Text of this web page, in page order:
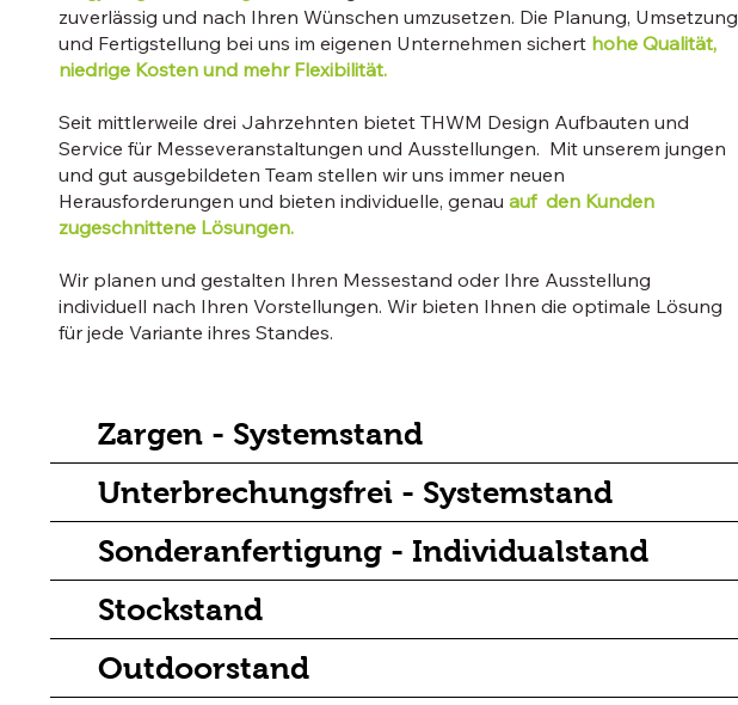
zuverlässig und nach Ihren Wünschen umzusetzen. Die Planung, Umsetzung
und Fertigstellung bei uns im eigenen Unternehmen sichert hohe Qualität,
niedrige Kosten und mehr Flexibilität.
Seit mittlerweile drei Jahrzehnten bietet THWM Design Aufbauten und
Service für Messeveranstaltungen und Ausstellungen. Mit unserem jungen
und gut ausgebildeten Team stellen wir uns immer neuen
Herausforderungen und bieten individuelle, genau auf den Kunden
zugeschnittene Lösungen.
Wir planen und gestalten Ihren Messestand oder Ihre Ausstellung
individuell nach Ihren Vorstellungen. Wir bieten Ihnen die optimale Lösung
für jede Variante ihres Standes.
Zargen - Systemstand
Unterbrechungsfrei - Systemstand
Sonderanfertigung - Individualstand
Stockstand
Outdoorstand